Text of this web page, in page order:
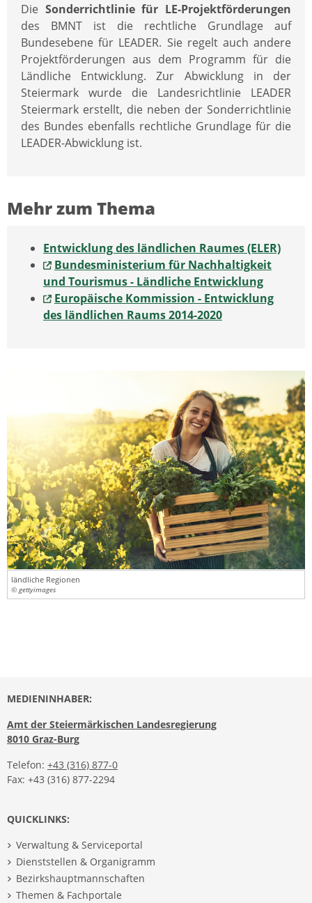
Die Sonderrichtlinie für LE-Projektförderungen
des BMNT ist die rechtliche Grundlage auf
Bundesebene für LEADER. Sie regelt auch andere
Projektförderungen aus dem Programm für die
Ländliche Entwicklung. Zur Abwicklung in der
Steiermark wurde die Landesrichtlinie LEADER
Steiermark erstellt, die neben der Sonderrichtlinie
des Bundes ebenfalls rechtliche Grundlage für die
LEADER-Abwicklung ist.
Mehr zum Thema
Entwicklung des ländlichen Raumes (ELER)
Bundesministerium für Nachhaltigkeit
und Tourismus - Ländliche Entwicklung
Europäische Kommission - Entwicklung
des ländlichen Raums 2014-2020
ländliche Regionen
© gettyimages
MEDIENINHABER:
Amt der Steiermärkischen Landesregierung
8010 Graz-Burg
Telefon: +43 (316) 877-0
Fax: +43 (316) 877-2294
QUICKLINKS:
Verwaltung & Serviceportal
Dienststellen & Organigramm
Bezirkshauptmannschaften
Themen & Fachportale